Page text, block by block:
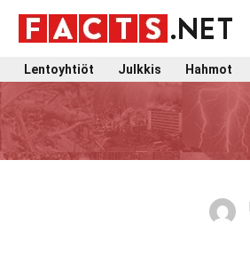
Lentoyhtiöt Julkkis Hahmot